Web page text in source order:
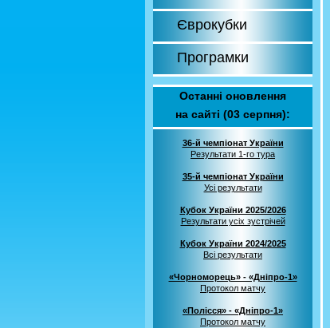
Єврокубки
Програмки
Останні оновлення
на сайті (03 серпня):
36-й чемпіонат України
Результати 1-го тура
35-й чемпіонат України
Усі результати
Кубок України 2025/2026
Результати усіх зустрічей
Кубок України 2024/2025
Всі результати
«Чорноморець» - «Дніпро-1»
Протокол матчу
«Полісся» - «Дніпро-1»
Протокол матчу